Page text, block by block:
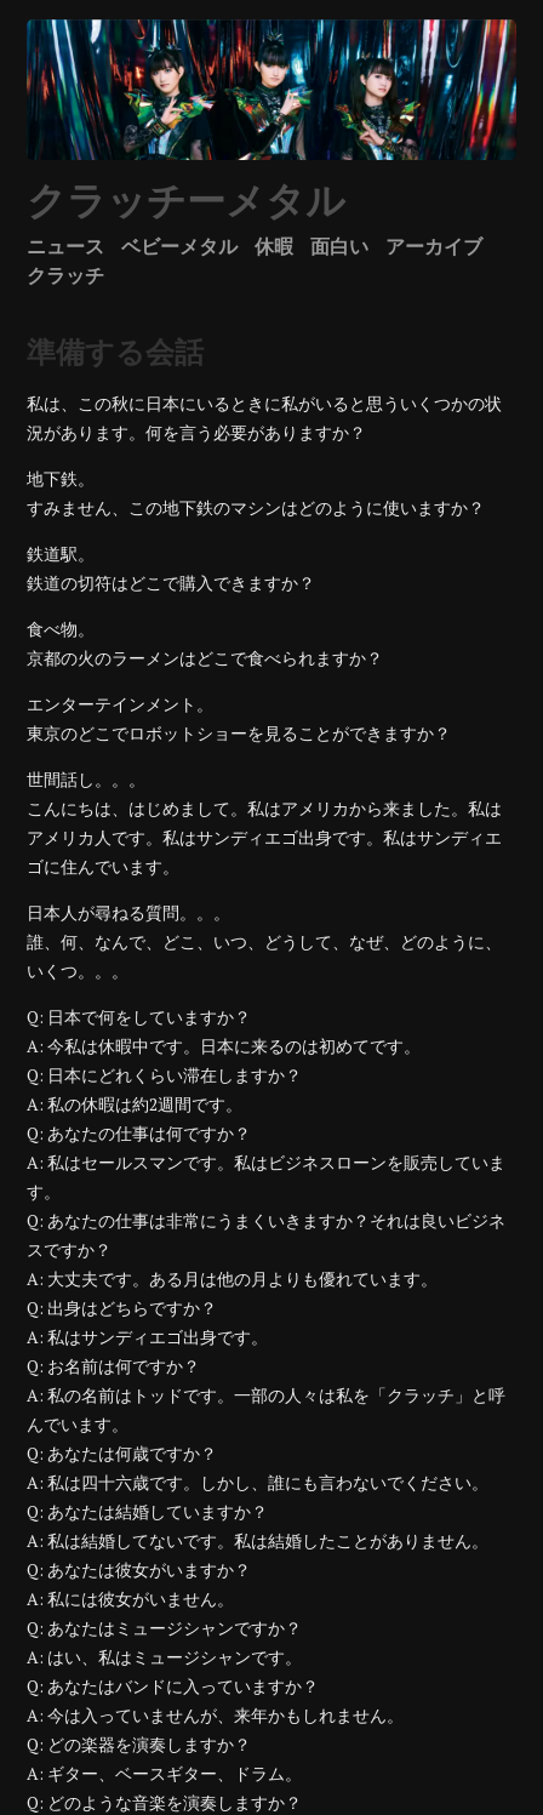
クラッチーメタル
ニュース ベビーメタル 休暇 面白い
アーカイブ
クラッチ
準備する会話
私は、この秋に日本にいるときに私がいると思ういくつかの状
況があります。何を言う必要がありますか？
地下鉄。
すみません、この地下鉄のマシンはどのように使いますか？
鉄道駅。
鉄道の切符はどこで購入できますか？
食べ物。
京都の火のラーメンはどこで食べられますか？
エンターテインメント。
東京のどこでロボットショーを見ることができますか？
世間話し。。。
こんにちは、はじめまして。私はアメリカから来ました。私は
アメリカ人です。私はサンディエゴ出身です。私はサンディエ
ゴに住んでいます。
日本人が尋ねる質問。。。
誰、何、なんで、どこ、いつ、どうして、なぜ、どのように、
いくつ。。。
Q: 日本で何をしていますか？
A: 今私は休暇中です。日本に来るのは初めてです。
Q: 日本にどれくらい滞在しますか？
A: 私の休暇は約2週間です。
Q: あなたの仕事は何ですか？
A: 私はセールスマンです。私はビジネスローンを販売していま
す。
Q: あなたの仕事は非常にうまくいきますか？それは良いビジネ
スですか？
A: 大丈夫です。ある月は他の月よりも優れています。
Q: 出身はどちらですか？
A: 私はサンディエゴ出身です。
Q: お名前は何ですか？
A: 私の名前はトッドです。一部の人々は私を「クラッチ」と呼
んでいます。
Q: あなたは何歳ですか？
A: 私は四十六歳です。しかし、誰にも言わないでください。
Q: あなたは結婚していますか？
A: 私は結婚してないです。私は結婚したことがありません。
Q: あなたは彼女がいますか？
A: 私には彼女がいません。
Q: あなたはミュージシャンですか？
A: はい、私はミュージシャンです。
Q: あなたはバンドに入っていますか？
A: 今は入っていませんが、来年かもしれません。
Q: どの楽器を演奏しますか？
A: ギター、ベースギター、ドラム。
Q: どのような音楽を演奏しますか？